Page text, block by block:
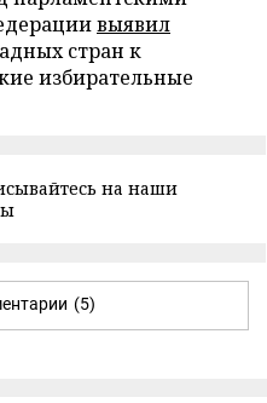
выявил
стран к
избирательные
на наши
(5)